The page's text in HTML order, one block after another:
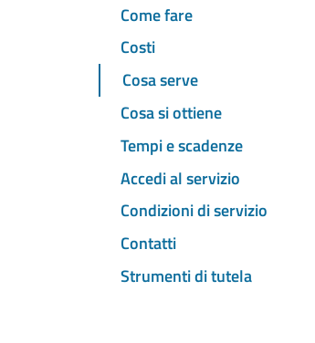
Come fare
Costi
Cosa serve
Cosa si ottiene
Tempi e scadenze
Accedi al servizio
Condizioni di servizio
Contatti
Strumenti di tutela